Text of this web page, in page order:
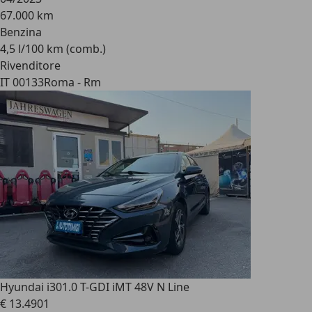
67.000 km
Benzina
4,5 l/100 km (comb.)
Rivenditore
IT 00133Roma - Rm
Hyundai i301.0 T-GDI iMT 48V N Line
€ 13.4901